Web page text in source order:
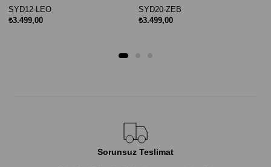
SYD12-LEO
₺3.499,00
SYD20-ZEB
₺3.499,00
Sorunsuz Teslimat